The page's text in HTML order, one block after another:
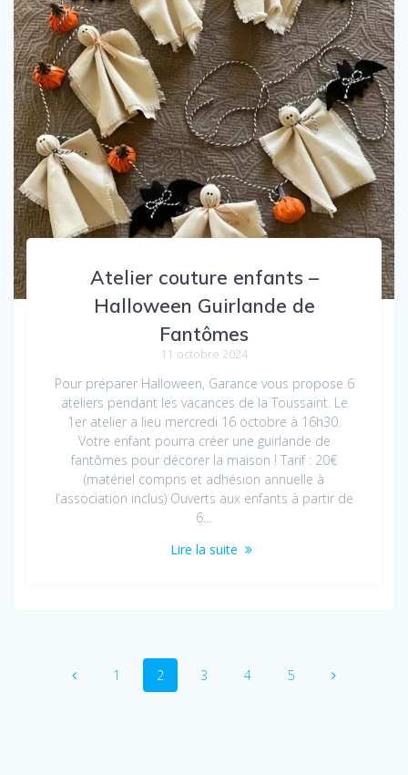
Atelier couture enfants –
Halloween Guirlande de
Fantômes
11 octobre 2024
Pour préparer Halloween, Garance vous propose 6
ateliers pendant les vacances de la Toussaint. Le
1er atelier a lieu mercredi 16 octobre à 16h30.
Votre enfant pourra créer une guirlande de
fantômes pour décorer la maison ! Tarif : 20€
(matériel compris et adhésion annuelle à
l’association inclus) Ouverts aux enfants à partir de
6…
Lire la suite
Navigation
Page
1 Page
2 Page
3 Page
4 Page
5